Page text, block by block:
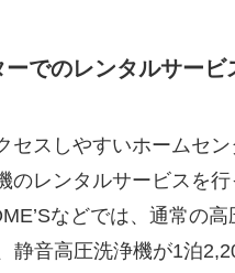
でのレンタルサービ
セスしやすいホームセ
のレンタルサービスを行
などでは、通常の高
静音高圧洗浄機が1泊